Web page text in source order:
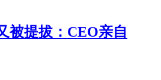
被提拔：CEO亲自